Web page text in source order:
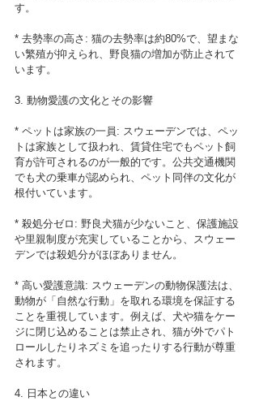
す。
* 去勢率の高さ: 猫の去勢率は約80%で、望まな
い繁殖が抑えられ、野良猫の増加が防止されて
います。
3. 動物愛護の文化とその影響
* ペットは家族の一員: スウェーデンでは、ペッ
トは家族として扱われ、賃貸住宅でもペット飼
育が許可されるのが一般的です。公共交通機関
でも犬の乗車が認められ、ペット同伴の文化が
根付いています。
* 殺処分ゼロ: 野良犬猫が少ないこと、保護施設
や里親制度が充実していることから、スウェー
デンでは殺処分がほぼありません。
* 高い愛護意識: スウェーデンの動物保護法は、
動物が「自然な行動」を取れる環境を保証する
ことを重視しています。例えば、犬や猫をケー
ジに閉じ込めることは禁止され、猫が外でパト
ロールしたりネズミを追ったりする行動が尊重
されます。
4. 日本との違い